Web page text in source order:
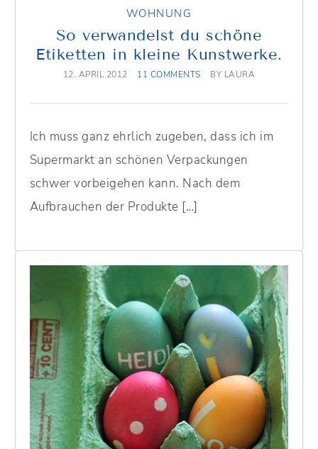
WOHNUNG
So verwandelst du schöne
Etiketten in kleine Kunstwerke.
12. APRIL 2012 11 COMMENTS BY LAURA
Ich muss ganz ehrlich zugeben, dass ich im
Supermarkt an schönen Verpackungen
schwer vorbeigehen kann. Nach dem
Aufbrauchen der Produkte […]